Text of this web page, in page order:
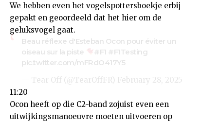
We hebben even het vogelspottersboekje erbij
gepakt en geoordeeld dat het hier om de
geluksvogel gaat.
Beau réflexe d'Esteban Ocon pour éviter un
oiseau sur la piste
#F1 #F1Testing
pic.twitter.com/mFRdO417Y5
— Tear Off (@TearOffFR) February 28, 2025
11:20
Ocon heeft op die C2-band zojuist even een
uitwijkingsmanoeuvre moeten uitvoeren op